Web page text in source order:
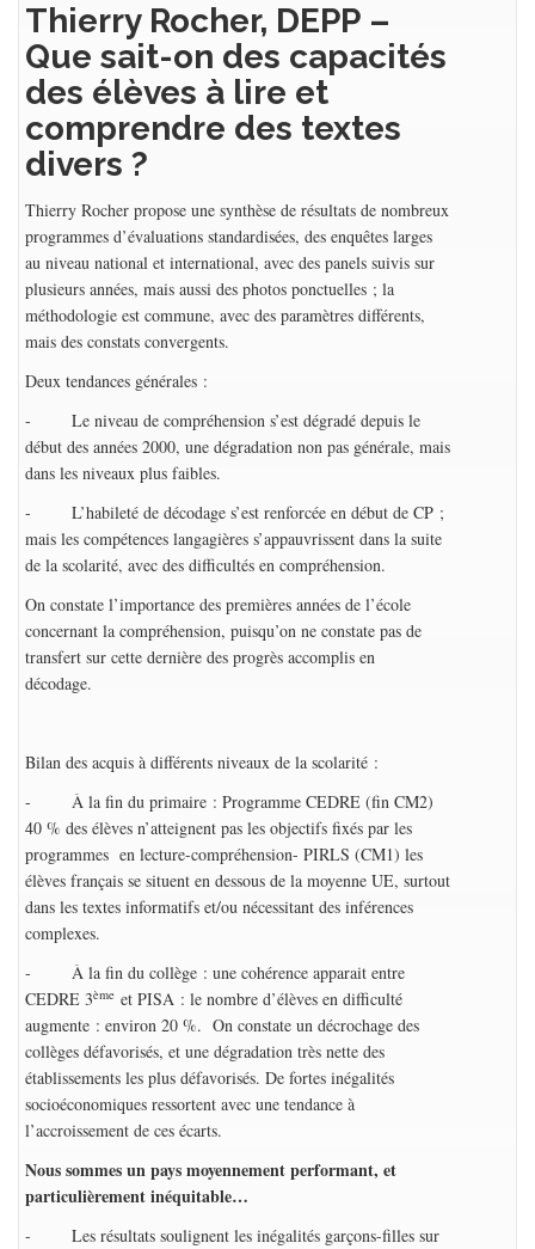
Thierry Rocher, DEPP –
Que sait-on des capacités
des élèves à lire et
comprendre des textes
divers ?
Thierry Rocher propose une synthèse de résultats de nombreux
programmes d’évaluations standardisées, des enquêtes larges
au niveau national et international, avec des panels suivis sur
plusieurs années, mais aussi des photos ponctuelles ; la
méthodologie est commune, avec des paramètres différents,
mais des constats convergents.
Deux tendances générales :
- Le niveau de compréhension s’est dégradé depuis le
début des années 2000, une dégradation non pas générale, mais
dans les niveaux plus faibles.
- L’habileté de décodage s’est renforcée en début de CP ;
mais les compétences langagières s’appauvrissent dans la suite
de la scolarité, avec des difficultés en compréhension.
On constate l’importance des premières années de l’école
concernant la compréhension, puisqu’on ne constate pas de
transfert sur cette dernière des progrès accomplis en
décodage.
Bilan des acquis à différents niveaux de la scolarité :
- À la fin du primaire : Programme CEDRE (fin CM2)
40 % des élèves n’atteignent pas les objectifs fixés par les
programmes en lecture-compréhension- PIRLS (CM1) les
élèves français se situent en dessous de la moyenne UE, surtout
dans les textes informatifs et/ou nécessitant des inférences
complexes.
- À la fin du collège : une cohérence apparait entre
CEDRE 3ème et PISA : le nombre d’élèves en difficulté
augmente : environ 20 %. On constate un décrochage des
collèges défavorisés, et une dégradation très nette des
établissements les plus défavorisés. De fortes inégalités
socioéconomiques ressortent avec une tendance à
l’accroissement de ces écarts.
Nous sommes un pays moyennement performant, et
particulièrement inéquitable…
- Les résultats soulignent les inégalités garçons-filles sur